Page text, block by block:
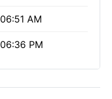
06:51 AM
06:36 PM